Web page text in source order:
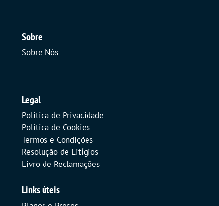
Sobre
Sobre Nós
Legal
Política de Privacidade
Política de Cookies
Termos e Condições
Resolução de Litígios
Livro de Reclamações
Links úteis